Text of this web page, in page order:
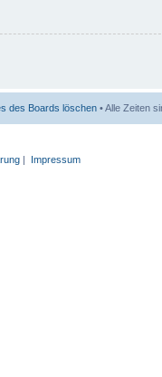
des Boards löschen • Alle Zeiten
| Impressum